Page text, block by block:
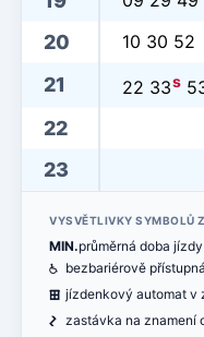
20 10 30 52
21 22 33s
22
23
VYSVĚTLIVKY SYMBOLŮ
MIN.průměrná doba
@ bezbariérově
æ jízdenkový automat v
ó zastávka na znamení